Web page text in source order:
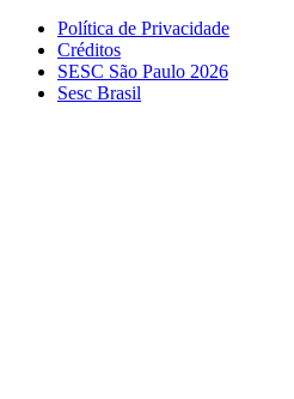
Política de Privacidade
Créditos
SESC São Paulo 2026
Sesc Brasil